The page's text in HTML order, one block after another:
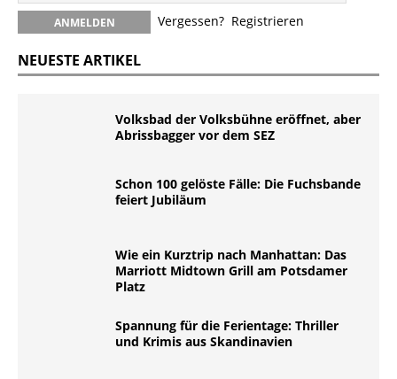
Vergessen? Registrieren
NEUESTE ARTIKEL
Volksbad der Volksbühne eröffnet, aber
Abrissbagger vor dem SEZ
Schon 100 gelöste Fälle: Die Fuchsbande
feiert Jubiläum
Wie ein Kurztrip nach Manhattan: Das
Marriott Midtown Grill am Potsdamer
Platz
Spannung für die Ferientage: Thriller
und Krimis aus Skandinavien